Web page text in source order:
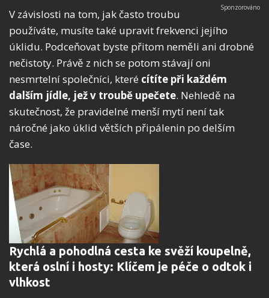
V závislosti na tom, jak často troubu
používáte, musíte také upravit frekvenci jejího
úklidu. Podceňovat byste přitom neměli ani drobné
nečistoty. Právě z nich se potom stávají oni
nesmrtelní společníci, které cítíte při každém
dalším jídle, jež v troubě upečete. Nehledě na
skutečnost, že pravidelné menší mytí není tak
náročné jako úklid větších připálenin po delším
čase.
Rychlá a pohodlná cesta ke svěží koupelně,
která oslní i hosty: Klíčem je péče o odtok i
vlhkost